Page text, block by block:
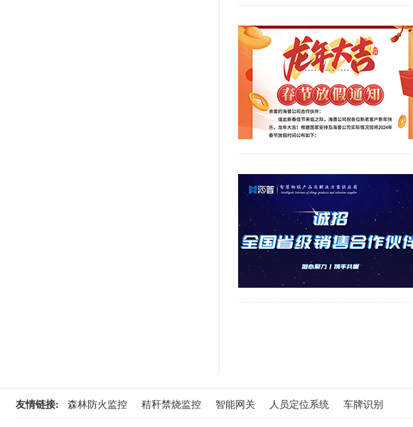
友情链接: 森林防火监控 秸秆禁烧监控 智能网关 人员定位系统 车牌识别